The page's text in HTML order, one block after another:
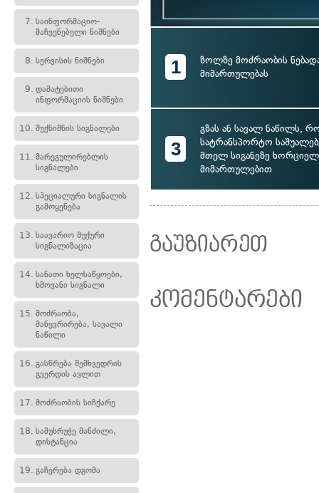
7. საინფორმაციო-
მაჩვენებელი ნიშნები
8. სერვისის ნიშნები
9. დამატებითი
ინფორმაციის ნიშნები
10. შუქნიშნის სიგნალები
11. მარეგულირებლის
სიგნალები
12. სპეციალური სიგნალის
გამოყენება
13. საავარიო შუქური
სიგნალიზაცია
14. სანათი ხელსაწყოები,
ხმოვანი სიგნალი
15. მოძრაობა,
მანევრირება, სავალი
ნაწილი
16. გასწრება შემხვედრის
გვერდის ავლით
17. მოძრაობის სიჩქარე
18. სამუხრუჭე მანძილი,
დისტანცია
19. გაჩერება დგომა
1
ზოლზე მოძრაობის
მიმართულებას
3
გზას ან სავალ ნაწილს,
სატრანსპორტო
მთელ სიგანეზე
მიმართულებით
გაუზიარეთ
კომენტარები